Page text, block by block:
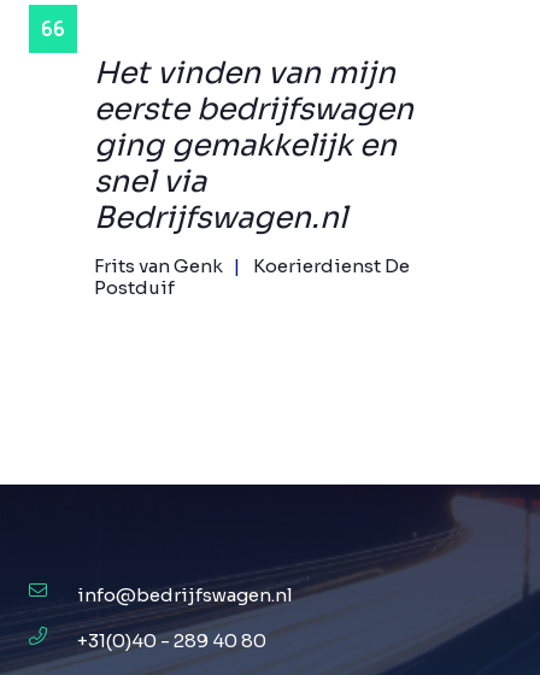
Het vinden van mijn
eerste bedrijfswagen
ging gemakkelijk en
snel via
Bedrijfswagen.nl
Frits van Genk
Koerierdienst De
Postduif
info@bedrijfswagen.nl
+31(0)40 - 289 40 80